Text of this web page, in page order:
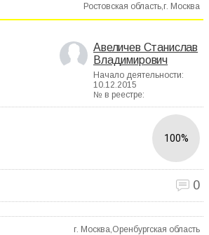
Ростовская область,г. Москва
Авеличев Станислав
Владимирович
Начало деятельности:
10.12.2015
№ в реестре:
100%
0
г. Москва,Оренбургская область